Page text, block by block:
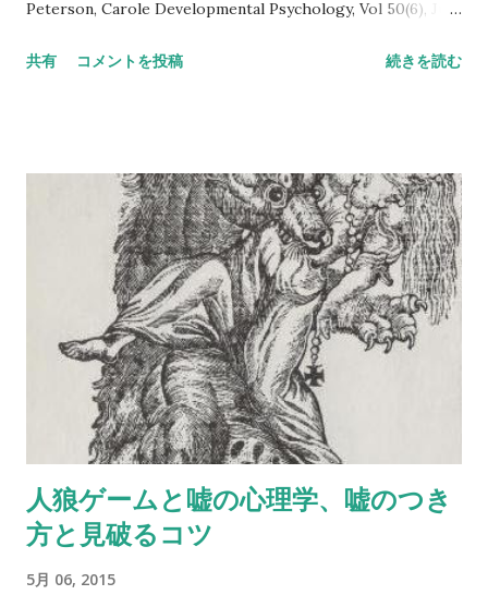
彼らはさらに「コ・スリーピングの習慣は、家族成員間の情緒
と論じた[1]。 彼らが1966年『精神医学』“Psychiatry”に発表し
た「誰が誰と寝るか？日本の都市家族における親子の関わ
り」“Who Sleeps by Whom? Parent-Child Involvement in
Urban Japanese Families.”という論文は、幼児といえども夫婦
の寝室で寝せないアメリカ社会ではかなりの反響を呼んだ。[
Wikipedia ] 幼少期から個室のベッドで寝るのが一般的な欧米
社会から見れば、「川の字で寝る」ような習慣はかなり驚きだ
ったようだ。『スポック博士の育児書』では、添い寝は子ども
の独立心を育たなくしてしまうと主張されていた。 とはいえ、
ヨーロッパでも中世では、家族や使用人などが同じひとつ...
Peterson, Carole Developmental Psychology, Vol 50(6), Jun
いだろう：幼児期の最早期記憶を子どもがいつのこととみなす
る。 被験者となった子どもたちは最早期記憶についてインタビ
ューされた。一年後、二年後にも同じインタビューを受けた
が、後になるほど、同じ出来事の時期を遅く主張する傾向が見
られたという。 古い記憶は、自分が思っている以上に幼少期の
出来事なのかもしれない。
共有 コメントを投稿 続きを読む
人狼ゲームと嘘の心理学、嘘のつき
方と見破るコツ
5月 06, 2015